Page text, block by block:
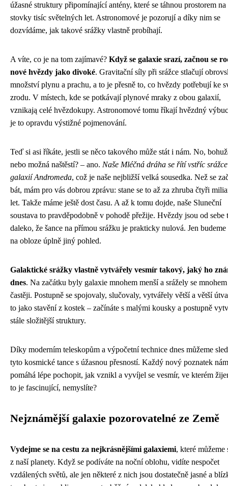
úžasné struktury připomínající antény, které se táhnou prostorem na
stovky tisíc světelných let. Astronomové je pozorují a díky nim se
dozvídáme, jak takové srážky vlastně probíhají.
A víte, co je na tom zajímavé? Když se galaxie srazí, začnou se
nové hvězdy jako divoké. Gravitační síly při srážce stlačují
množství plynu a prachu, a to je přesně to, co hvězdy potřebují ke
zrodu. V místech, kde se potkávají plynové mraky z obou galaxií,
vznikają celé hvězdokupy. Astronomové tomu říkají hvězdný
je to opravdu výstižné pojmenování.
Teď si asi říkáte, jestli se něco takového může stát i nám. No,
nebo možná naštěstí? – ano. Naše Mléčná dráha se řítí vstříc
galaxií Andromeda, což je naše nejbližší velká sousedka. Než se
bát, mám pro vás dobrou zprávu: stane se to až za zhruba čtyři
let. Takže máme ještě dost času. A až k tomu dojde, naše Sluneční
soustava to pravděpodobně v pohodě přežije. Hvězdy jsou od sebe
daleko, že šance na přímou srážku je prakticky nulová. Jen
na obloze úplně jiný pohled.
Galaktické srážky vlastně vytvářely vesmír takový, jaký ho
dnes. Na začátku byly galaxie mnohem menší a srážely se mnohem
častěji. Postupně se spojovaly, slučovaly, vytvářely větší a větší
to jako stavění z kostek – začínáte s malými kousky a postupně
stále složitější struktury.
Díky moderním teleskopům a výpočetní technice dnes můžeme
tyto kosmické tance s úžasnou přesností. Každý nový poznatek nám
pomáhá lépe pochopit, jak vznikl a vyvíjel se vesmír, ve kterém
to je fascinující, nemyslíte?
Nejznámější galaxie pozorovatelné ze Země
Vydejme se na cestu za nejkrásnějšími galaxiemi, které můžeme
z naší planety. Když se podíváte na noční oblohu, vidíte nespočet
vzdálených světů, ale jen některé z nich jsou dostatečně jasné a